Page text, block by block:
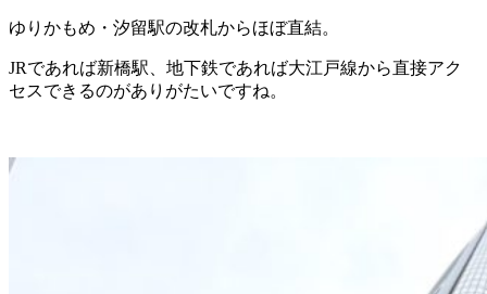
ゆりかもめ・汐留駅の改札からほぼ直結。
JRであれば新橋駅、地下鉄であれば大江戸線から直接アク
セスできるのがありがたいですね。